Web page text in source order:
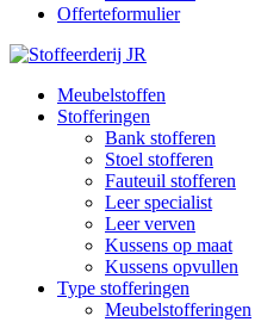
Offerteformulier
Meubelstoffen
Stofferingen
Bank stofferen
Stoel stofferen
Fauteuil stofferen
Leer specialist
Leer verven
Kussens op maat
Kussens opvullen
Type stofferingen
Meubelstofferingen